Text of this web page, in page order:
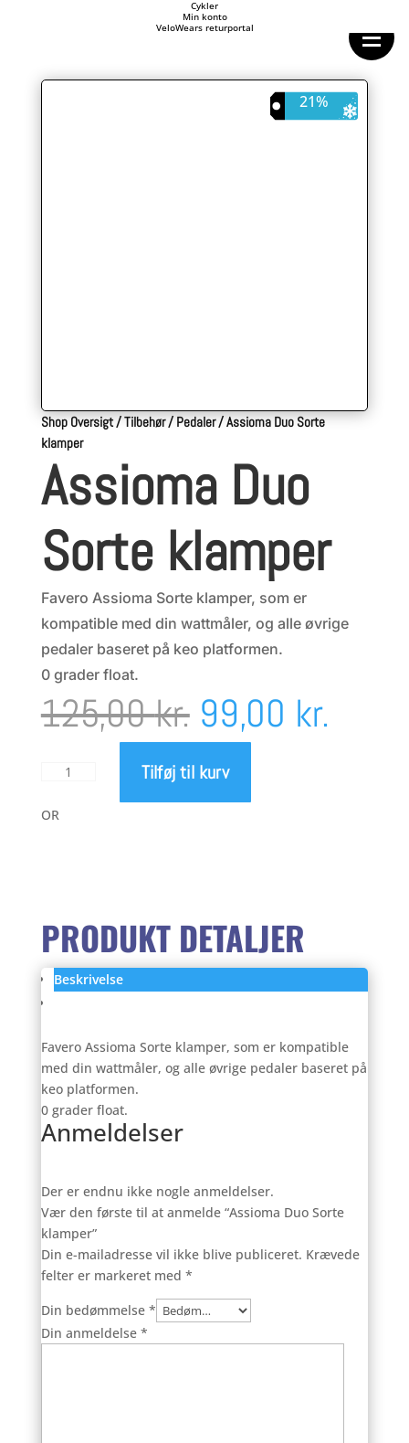
Geargrupper
Cykler
Min konto
VeloWears returportal
21%
Shop Oversigt/Tilbehør/Pedaler/Assioma Duo Sorte
klamper
Assioma Duo
Sorte klamper
Favero Assioma Sorte klamper, som er
kompatible med din wattmåler, og alle øvrige
pedaler baseret på keo platformen.
0 grader float.
125,00kr. Den
oprindelige
pris
125,00 kr..
99,00 kr.
Assioma
Sorte
Tilføj til kurv
OR
PRODUKT DETALJER
Beskrivelse
Favero Assioma Sorte klamper, som er kompatible
med din wattmåler, og alle øvrige pedaler baseret på
keo platformen.
0 grader float.
Anmeldelser
Der er endnu ikke nogle anmeldelser.
Vær den første til at anmelde “Assioma Duo Sorte
klamper”
Din e-mailadresse vil ikke blive publiceret. Krævede
felter er markeret med *
Din bedømmelse *
Din anmeldelse *